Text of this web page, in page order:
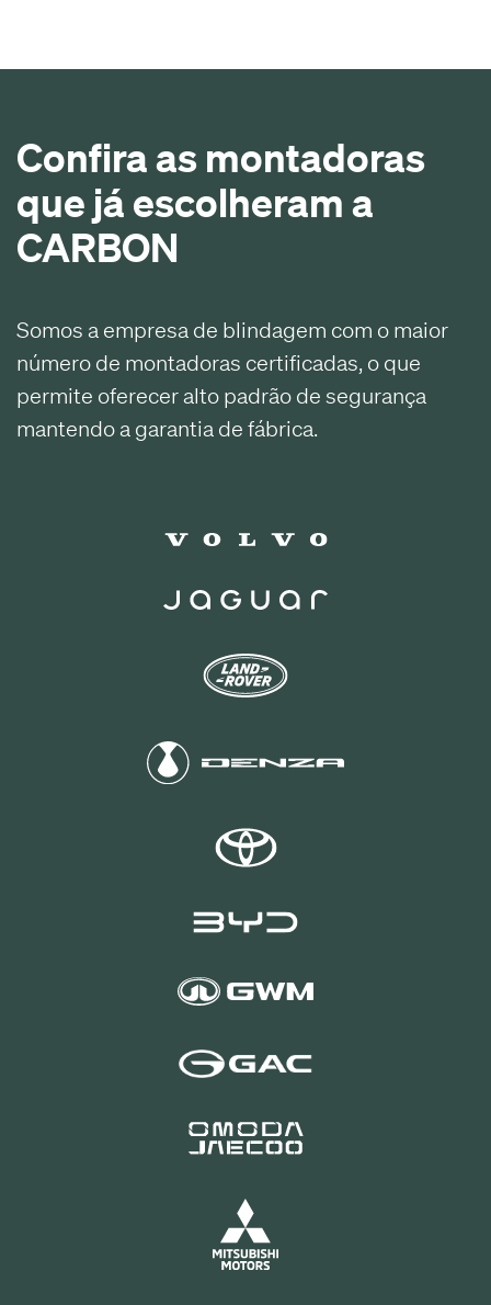
Confira as montadoras
que já escolheram a
CARBON
Somos a empresa de blindagem com o maior
número de montadoras certificadas, o que
permite oferecer alto padrão de segurança
mantendo a garantia de fábrica.